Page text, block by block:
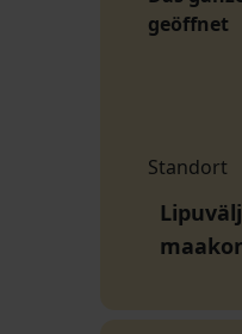
geöffnet
Standort